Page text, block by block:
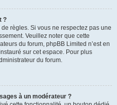
?
règles. Si vous ne respectez pas une
Veuillez noter que cette
du forum, phpBB Limited n’est en
sur cet espace. Pour plus
du forum.
à un modérateur ?